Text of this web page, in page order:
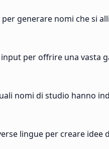
generare nomi che si
per offrire una vasta
nomi di studio hanno
lingue per creare